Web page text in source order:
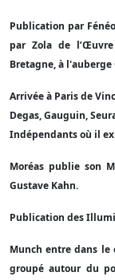
Publication par
par Zola de
Bretagne, à
Arrivée à Paris de
Degas, Gauguin,
Indépendants où il
Moréas publie son
Gustave Kahn.
Publication des
Munch entre dans le
groupé autour du